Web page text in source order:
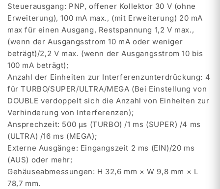
Steuerausgang: PNP, offener Kollektor 30 V (ohne
Erweiterung), 100 mA max., (mit Erweiterung) 20 mA
max für einen Ausgang, Restspannung 1,2 V max.,
(wenn der Ausgangsstrom 10 mA oder weniger
beträgt)/2,2 V max. (wenn der Ausgangsstrom 10 bis
100 mA beträgt);
Anzahl der Einheiten zur Interferenzunterdrückung: 4
für TURBO/SUPER/ULTRA/MEGA (Bei Einstellung von
DOUBLE verdoppelt sich die Anzahl von Einheiten zur
Verhinderung von Interferenzen);
Ansprechzeit: 500 µs (TURBO) /1 ms (SUPER) /4 ms
(ULTRA) /16 ms (MEGA);
Externe Ausgänge: Eingangszeit 2 ms (EIN)/20 ms
(AUS) oder mehr;
Gehäuseabmessungen: H 32,6 mm × W 9,8 mm × L
78,7 mm.